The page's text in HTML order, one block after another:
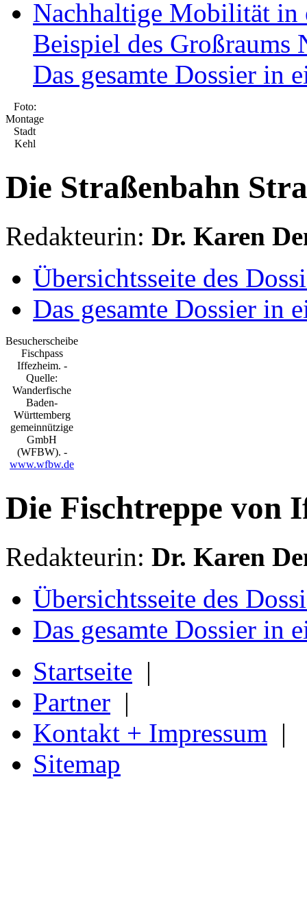
Nachhaltige Mobilität in
Beispiel des Großraums
Das gesamte Dossier in
Foto:
Montage
Stadt
Kehl
Die Straßenbahn
Redakteurin: Dr. Karen
Übersichtsseite des
Das gesamte Dossier in
Besucherscheibe
Fischpass
Iffezheim. -
Quelle:
Wanderfische
Baden-
Württemberg
gemeinnützige
GmbH
(WFBW). -
www.wfbw.de
Die Fischtreppe von
Redakteurin: Dr. Karen
Übersichtsseite des
Das gesamte Dossier in
Startseite |
Partner |
Kontakt + Impressum |
Sitemap